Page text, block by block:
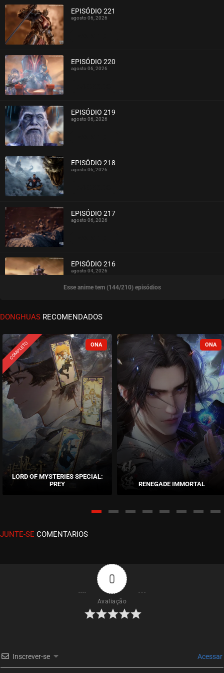
EPISÓDIO 221
agosto 06, 2026
EPISÓDIO 220
agosto 06, 2026
EPISÓDIO 219
agosto 06, 2026
EPISÓDIO 218
agosto 06, 2026
EPISÓDIO 217
agosto 06, 2026
ASSISTIDO
EPISÓDIO 216
agosto 04, 2026
ASSISTIDO
EPISÓDIO 215
ASSISTIDO
EPISÓDIO 214
agosto 04, 2026
ASSISTIDO
EPISÓDIO 213
agosto 04, 2026
EPISÓDIO 212
agosto 04, 2026
ASSISTIDO
EPISÓDIO 210
agosto 02, 2026
EPISÓDIO 209
EPISÓDIO 208
Esse anime tem (144/210) episódios
DONGHUAS RECOMENDADOS
COMPLETO
LORD OF MYSTERIES SPECIAL:
PREY
RENEGADE IMMORTAL
JUNTE-SE COMENTARIOS
0
Avaliação
Inscrever-se Acessar